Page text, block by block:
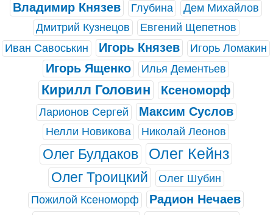
Владимир Князев Глубина
Дем Михайлов
Дмитрий Кузнецов
Евгений Щепетнов
Иван Савоськин
Игорь Князев Игорь Ломакин
Игорь Ященко Илья Дементьев
Кирилл Головин Ксеноморф
Ларионов Сергей Максим Суслов
Нелли Новикова Николай Леонов
Олег Булдаков Олег Кейнз
Олег Троицкий
Олег Шубин
Пожилой Ксеноморф
Радион Нечаев